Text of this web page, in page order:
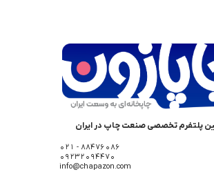
پلتفرم تخصصی صنعت چاپ در ایران
88476086 - 021
09232094470
info@chapazon.com